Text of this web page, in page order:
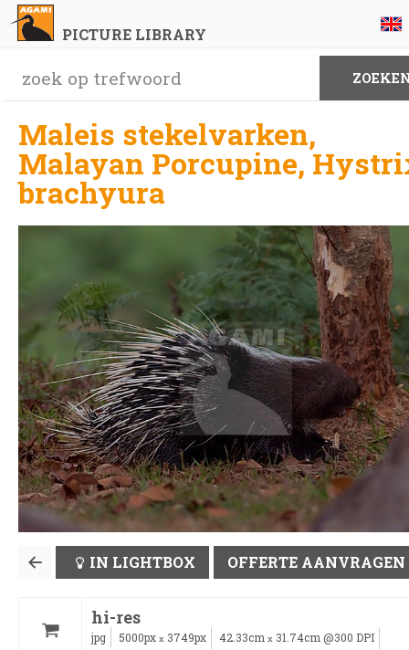
PICTURE LIBRARY
Maleis stekelvarken,
Malayan Porcupine,
brachyura
IN LIGHTBOX OFFERTE AANVRAGEN
hi-res
jpg 5000px x 3749px 42.33cm x 31.74cm @300 DPI